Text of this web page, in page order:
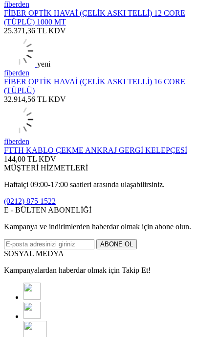
fiberden
FİBER OPTİK HAVAİ (ÇELİK ASKI TELLİ) 12 CORE
(TÜPLÜ) 1000 MT
25.371,36 TL KDV
yeni
fiberden
FİBER OPTİK HAVAİ (ÇELİK ASKI TELLİ) 16 CORE
(TÜPLÜ)
32.914,56 TL KDV
fiberden
FTTH KABLO ÇEKME ANKRAJ GERGİ KELEPÇESİ
144,00 TL KDV
MÜŞTERİ HİZMETLERİ
Haftaiçi 09:00-17:00 saatleri arasında ulaşabilirsiniz.
(0212) 875 1522
E - BÜLTEN ABONELİĞİ
Kampanya ve indirimlerden haberdar olmak için abone olun.
ABONE OL
SOSYAL MEDYA
Kampanyalardan haberdar olmak için Takip Et!